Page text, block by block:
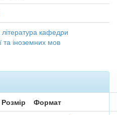
кафедри
та іноземних мов
Розмір
Формат